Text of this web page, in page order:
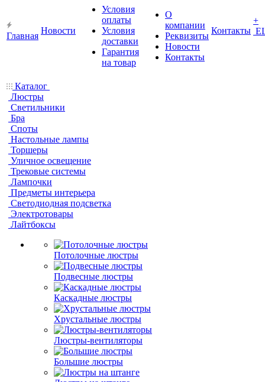
Главная
Новости
Условия
оплаты
Условия
доставки
Гарантия
на товар
О
компании
Реквизиты
Новости
Контакты
Контакты
+
Каталог
Люстры
Светильники
Бра
Споты
Настольные лампы
Торшеры
Уличное освещение
Трековые системы
Лампочки
Предметы интерьера
Светодиодная подсветка
Электротовары
Лайтбоксы
Потолочные люстры
Подвесные люстры
Каскадные люстры
Хрустальные люстры
Люстры-вентиляторы
Большие люстры